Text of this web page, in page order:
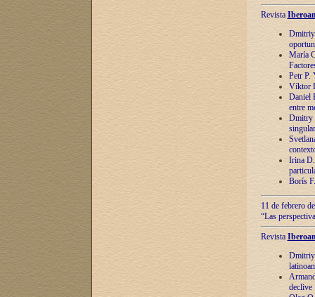
Revista
Dmitriy
María
Petr P.
Víktor
Daniel
entre
Dmitry
Irina
Borís
11 de febrero
“Las
Revista
Dmitriy
declive